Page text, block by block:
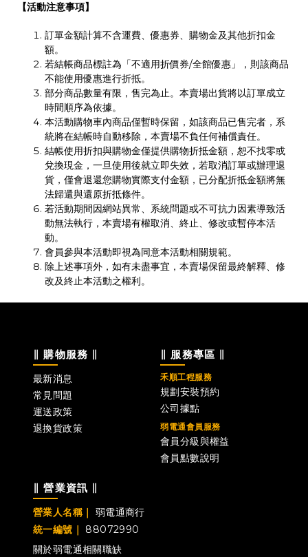
【活動注意事項】
訂單金額計算不含運費、優惠券、購物金及其他折扣金
額。
若結帳商品標註為「不適用折價券/全館優惠」，則該商品
不能使用優惠進行折抵。
部分商品數量有限，售完為止。本賣場出貨將以訂單成立
時間順序為依據。
本活動購物車內商品僅暫時保留，如該商品已售完者，系
統將在結帳時自動移除，本賣場不負任何補償責任。
結帳使用折扣與購物金僅提供購物折抵金額，恕不找零或
兌換現金，一旦使用後就立即失效，若取消訂單或辦理退
貨，僅會退還您購物實際支付金額，已分配折抵金額將無
法歸還與還原折抵條件。
若活動期間因網站異常、系統問題或不可抗力因素導致活
動無法執行，本賣場有權取消、終止、修改或暫停本活
動。
會員參與本活動即視為同意本活動相關規範。
除上述事項外，如有未盡事宜，本賣場保留最終解釋、修
改及終止本活動之權利。
∥ 購物服務 ∥
最新消息
常見問題
運送政策
退換貨政策
∥ 服務專區 ∥
禾順工程服務
規劃安裝預約
公司據點
弱電通會員服務
會員分級與權益
會員點數說明
∥ 營業資訊 ∥
營業人名稱｜
弱電通商行
統一編號｜
88072990
關於弱電通相關職缺